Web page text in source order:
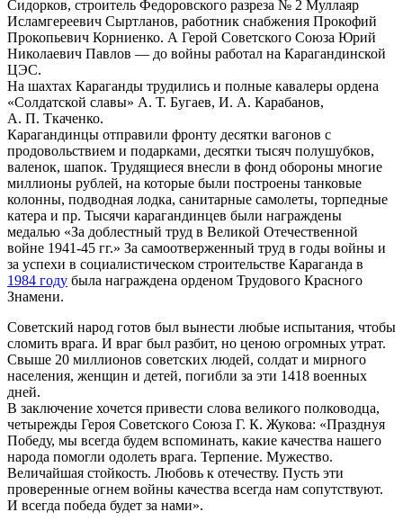
Сидорков, строитель Федоровского разреза № 2 Муллаяр
Исламгереевич Сыртланов, работник снабжения Прокофий
Прокопьевич Корниенко. А Герой Советского Союза Юрий
Николаевич Павлов — до войны работал на Карагандинской
ЦЭС.
На шахтах Караганды трудились и полные кавалеры ордена
«Солдатской славы» А. Т. Бугаев, И. А. Карабанов,
А. П. Ткаченко.
Карагандинцы отправили фронту десятки вагонов с
продовольствием и подарками, десятки тысяч полушубков,
валенок, шапок. Трудящиеся внесли в фонд обороны многие
миллионы рублей, на которые были построены танковые
колонны, подводная лодка, санитарные самолеты, торпедные
катера и пр. Тысячи карагандинцев были награждены
медалью «За доблестный труд в Великой Отечественной
войне 1941-45 гг.» За самоотверженный труд в годы войны и
за успехи в социалистическом строительстве Караганда в
1984 году была награждена орденом Трудового Красного
Знамени.
Советский народ готов был вынести любые испытания, чтобы
сломить врага. И враг был разбит, но ценою огромных утрат.
Свыше 20 миллионов советских людей, солдат и мирного
населения, женщин и детей, погибли за эти 1418 военных
дней.
В заключение хочется привести слова великого полководца,
четырежды Героя Советского Союза Г. К. Жукова: «Празднуя
Победу, мы всегда будем вспоминать, какие качества нашего
народа помогли одолеть врага. Терпение. Мужество.
Величайшая стойкость. Любовь к отечеству. Пусть эти
проверенные огнем войны качества всегда нам сопутствуют.
И всегда победа будет за нами».